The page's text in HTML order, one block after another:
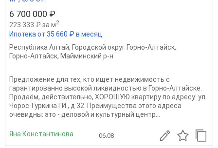
6 700 000 ₽
223 333 ₽ за м2
Ипотека от 35 660 ₽ в месяц
Республика Алтай, Городской округ Горно-Алтайск,
Горно-Алтайск, Майминский р-н
Предложение для тех, кто ищет недвижимость с
гарантированно высокой ликвидностью в Горно-Алтайске.
Продаём, действительно, ХОРОШУЮ квартиру по адресу: ул
Чорос-Гуркина Г.И., д 32. Преимущества этого адреса
очевидны: это - деловой и культурный центр...
Яна Константинова 06.08